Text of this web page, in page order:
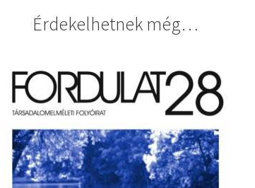
Érdekelhetnek még…